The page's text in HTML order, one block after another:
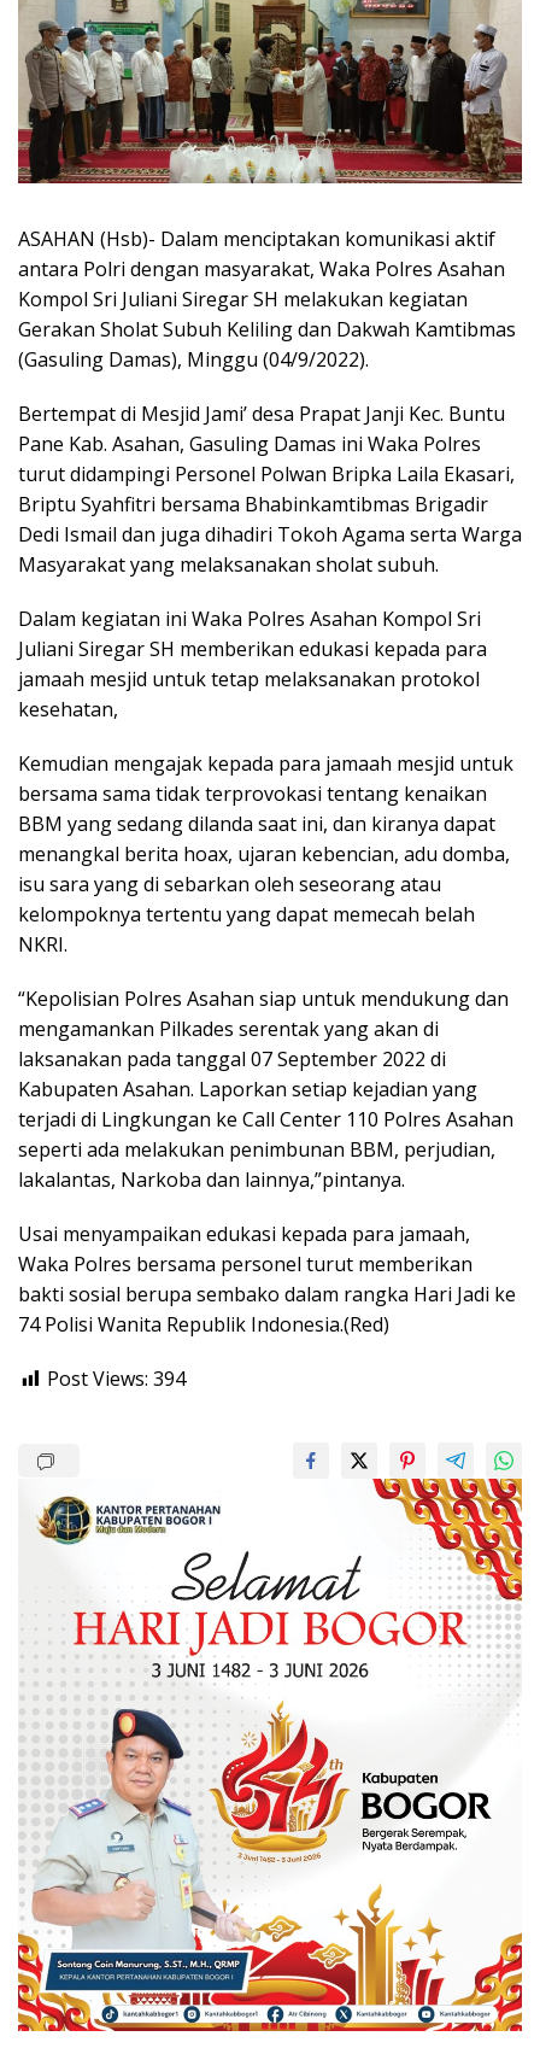
ASAHAN (Hsb)- Dalam menciptakan komunikasi aktif
antara Polri dengan masyarakat, Waka Polres Asahan
Kompol Sri Juliani Siregar SH melakukan kegiatan
Gerakan Sholat Subuh Keliling dan Dakwah Kamtibmas
(Gasuling Damas), Minggu (04/9/2022).
Bertempat di Mesjid Jami’ desa Prapat Janji Kec. Buntu
Pane Kab. Asahan, Gasuling Damas ini Waka Polres
turut didampingi Personel Polwan Bripka Laila Ekasari,
Briptu Syahfitri bersama Bhabinkamtibmas Brigadir
Dedi Ismail dan juga dihadiri Tokoh Agama serta Warga
Masyarakat yang melaksanakan sholat subuh.
Dalam kegiatan ini Waka Polres Asahan Kompol Sri
Juliani Siregar SH memberikan edukasi kepada para
jamaah mesjid untuk tetap melaksanakan protokol
kesehatan,
Kemudian mengajak kepada para jamaah mesjid untuk
bersama sama tidak terprovokasi tentang kenaikan
BBM yang sedang dilanda saat ini, dan kiranya dapat
menangkal berita hoax, ujaran kebencian, adu domba,
isu sara yang di sebarkan oleh seseorang atau
kelompoknya tertentu yang dapat memecah belah
NKRI.
“Kepolisian Polres Asahan siap untuk mendukung dan
mengamankan Pilkades serentak yang akan di
laksanakan pada tanggal 07 September 2022 di
Kabupaten Asahan. Laporkan setiap kejadian yang
terjadi di Lingkungan ke Call Center 110 Polres Asahan
seperti ada melakukan penimbunan BBM, perjudian,
lakalantas, Narkoba dan lainnya,”pintanya.
Usai menyampaikan edukasi kepada para jamaah,
Waka Polres bersama personel turut memberikan
bakti sosial berupa sembako dalam rangka Hari Jadi ke
74 Polisi Wanita Republik Indonesia.(Red)
Post Views: 394